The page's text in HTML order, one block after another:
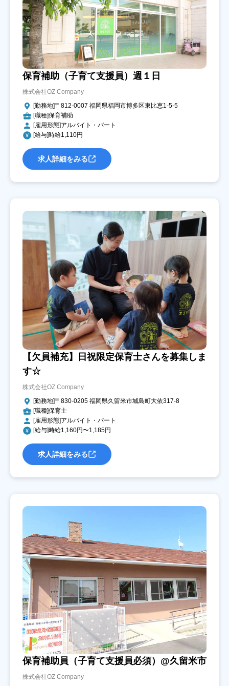
保育補助（子育て支援員）週１日
株式会社OZ Company
[勤務地]〒812-0007 福岡県福岡市博多区東比恵1-5-5
[職種]保育補助
[雇用形態]アルバイト・パート
[給与]時給1,110円
求人詳細をみる
【欠員補充】日祝限定保育士さんを募集しま
す☆
株式会社OZ Company
[勤務地]〒830-0205 福岡県久留米市城島町大依317-8
[職種]保育士
[雇用形態]アルバイト・パート
[給与]時給1,160円〜1,185円
求人詳細をみる
保育補助員（子育て支援員必須）@久留米市
株式会社OZ Company